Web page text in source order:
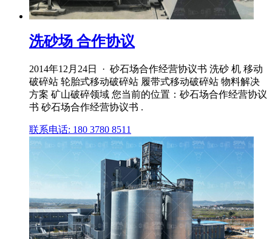
洗砂场 合作协议
2014年12月24日 · 砂石场合作经营协议书 洗砂 机 移动
破碎站 轮胎式移动破碎站 履带式移动破碎站 物料解决
方案 矿山破碎领域 您当前的位置：砂石场合作经营协议
书 砂石场合作经营协议书 .
联系电话: 180 3780 8511